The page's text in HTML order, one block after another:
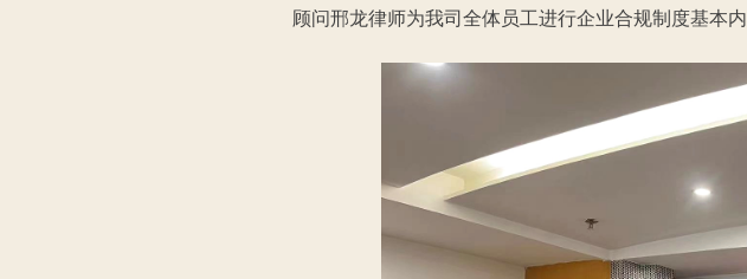
顾问邢龙律师为我司全体员工进行企业合规制度基本